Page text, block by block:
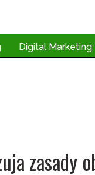
Digital Marketing
zasady